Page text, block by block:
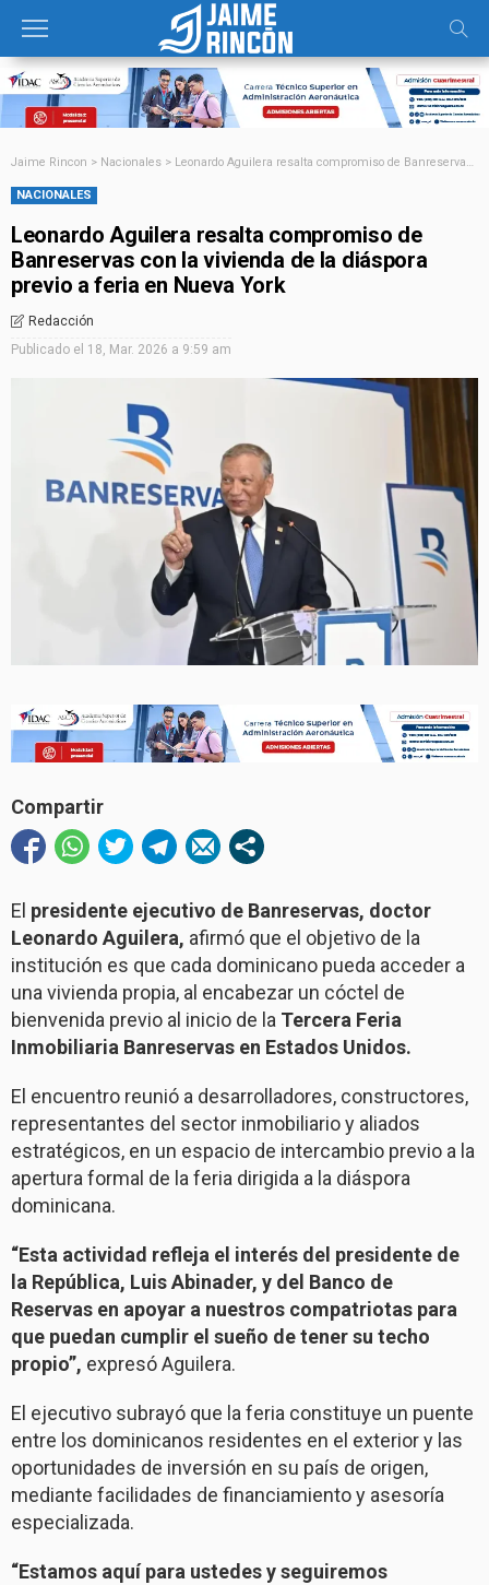
Jaime Rincon > Nacionales > Leonardo Aguilera resalta compromiso de Banreservas con la vivienda de la diáspora previo a feria en Nueva York
NACIONALES
Leonardo Aguilera resalta compromiso de
Banreservas con la vivienda de la diáspora
previo a feria en Nueva York
Redacción
Publicado el 18, Mar. 2026 a 9:59 am
Compartir
El presidente ejecutivo de Banreservas, doctor
Leonardo Aguilera, afirmó que el objetivo de la
institución es que cada dominicano pueda acceder a
una vivienda propia, al encabezar un cóctel de
bienvenida previo al inicio de la Tercera Feria
Inmobiliaria Banreservas en Estados Unidos.
El encuentro reunió a desarrolladores, constructores,
representantes del sector inmobiliario y aliados
estratégicos, en un espacio de intercambio previo a la
apertura formal de la feria dirigida a la diáspora
dominicana.
“Esta actividad refleja el interés del presidente de
la República, Luis Abinader, y del Banco de
Reservas en apoyar a nuestros compatriotas para
que puedan cumplir el sueño de tener su techo
propio”, expresó Aguilera.
El ejecutivo subrayó que la feria constituye un puente
entre los dominicanos residentes en el exterior y las
oportunidades de inversión en su país de origen,
mediante facilidades de financiamiento y asesoría
especializada.
“Estamos aquí para ustedes y seguiremos